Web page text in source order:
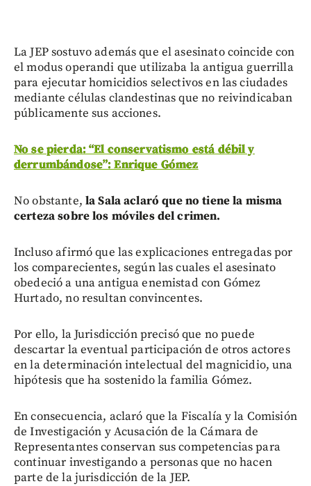
La JEP sostuvo además que el asesinato coincide con
el modus operandi que utilizaba la antigua guerrilla
para ejecutar homicidios selectivos en las ciudades
mediante células clandestinas que no reivindicaban
públicamente sus acciones.
No se pierda: “El conservatismo está débil y
derrumbándose”: Enrique Gómez
No obstante, la Sala aclaró que no tiene la misma
certeza sobre los móviles del crimen.
Incluso afirmó que las explicaciones entregadas por
los comparecientes, según las cuales el asesinato
obedeció a una antigua enemistad con Gómez
Hurtado, no resultan convincentes.
Por ello, la Jurisdicción precisó que no puede
descartar la eventual participación de otros actores
en la determinación intelectual del magnicidio, una
hipótesis que ha sostenido la familia Gómez.
En consecuencia, aclaró que la Fiscalía y la Comisión
de Investigación y Acusación de la Cámara de
Representantes conservan sus competencias para
continuar investigando a personas que no hacen
parte de la jurisdicción de la JEP.